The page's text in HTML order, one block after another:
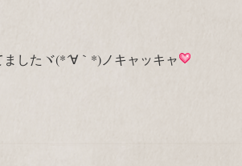
したヾ(*´∀｀*)ノキャッキャ